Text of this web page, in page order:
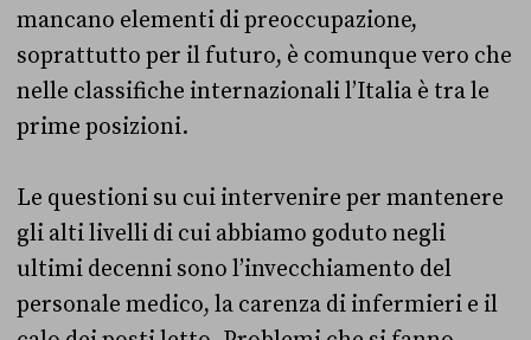
mancano elementi di preoccupazione,
soprattutto per il futuro, è comunque vero che
nelle classifiche internazionali l’Italia è tra le
prime posizioni.
Le questioni su cui intervenire per mantenere
gli alti livelli di cui abbiamo goduto negli
ultimi decenni sono l’invecchiamento del
personale medico, la carenza di infermieri e il